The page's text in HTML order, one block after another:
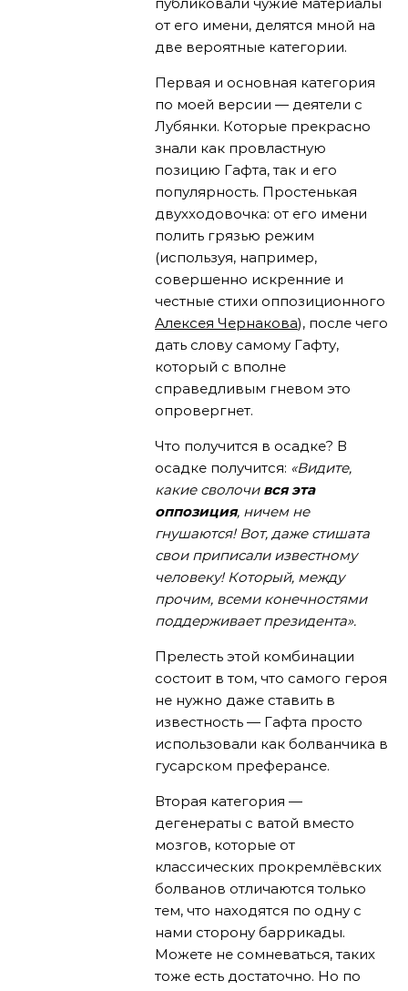
от его имени, делятся мной на
две вероятные категории.
Первая и основная категория
по моей версии — деятели с
Лубянки. Которые прекрасно
знали как провластную
позицию Гафта, так и его
популярность. Простенькая
двухходовочка: от его имени
полить грязью режим
(используя, например,
совершенно искренние и
честные стихи оппозиционного
Алексея Чернакова), после чего
дать слову самому Гафту,
который с вполне
справедливым гневом это
опровергнет.
Что получится в осадке? В
осадке получится: «Видите,
какие сволочи вся эта
оппозиция, ничем не
гнушаются! Вот, даже стишата
свои приписали известному
человеку! Который, между
прочим, всеми конечностями
поддерживает президента».
Прелесть этой комбинации
состоит в том, что самого героя
не нужно даже ставить в
известность — Гафта просто
использовали как болванчика в
гусарском преферансе.
Вторая категория —
дегенераты с ватой вместо
мозгов, которые от
классических прокремлёвских
болванов отличаются только
тем, что находятся по одну с
нами сторону баррикады.
Можете не сомневаться, таких
тоже есть достаточно. Но по